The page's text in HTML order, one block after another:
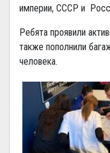
империи, СССР и
Ребята проявили
также пополнили
человека.